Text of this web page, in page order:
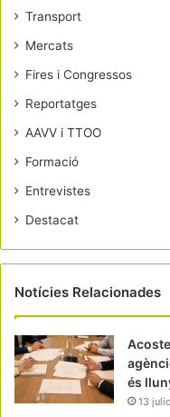
Transport
Mercats
Fires i Congressos
Reportatges
AAVV i TTOO
Formació
Entrevistes
Destacat
Notícies Relacionades
és
13